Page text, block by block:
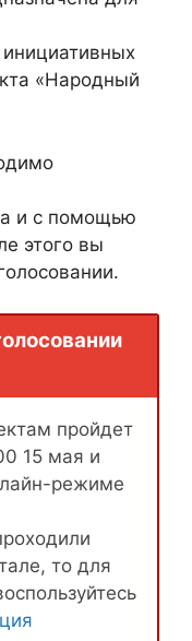
«Народный
и с помощью
этого вы
пройдет
15 мая и
режиме
то для